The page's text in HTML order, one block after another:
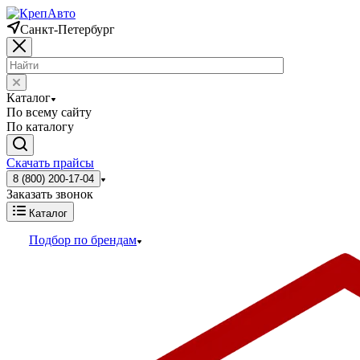
Санкт-Петербург
Каталог
По всему сайту
По каталогу
Скачать прайсы
8 (800) 200-17-04
Заказать звонок
Каталог
Подбор по брендам